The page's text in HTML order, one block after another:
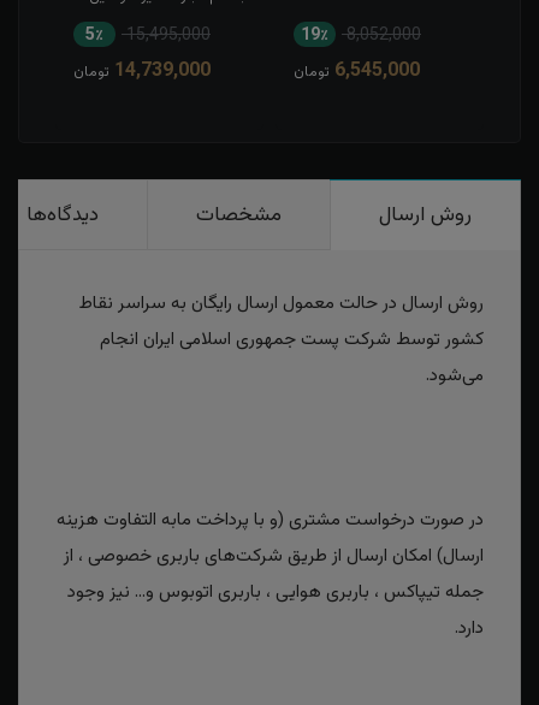
8,052,000 19٪
6,545,000 تومان
15,495,000 5٪
14,739,000 تومان
روش ارسال مشخصات دیدگاه‌ها
روش ارسال در حالت معمول ارسال رایگان به سراسر نقاط
کشور توسط شرکت پست جمهوری اسلامی ایران انجام
می‌شود.
در صورت درخواست مشتری (و با پرداخت مابه التفاوت هزینه
ارسال) امکان ارسال از طریق شرکت‌های باربری خصوصی ، از
جمله تیپاکس ، باربری هوایی ، باربری اتوبوس و... نیز وجود
دارد.